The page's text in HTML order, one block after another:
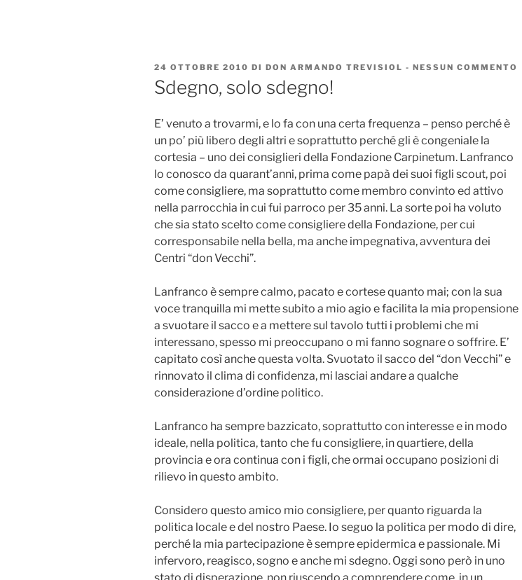
PUBBLICATO
IL
24 OTTOBRE 2010 DI DON ARMANDO TREVISIOL - NESSUN COMMENTO
Sdegno, solo sdegno!
E’ venuto a trovarmi, e lo fa con una certa frequenza – penso perché è
un po’ più libero degli altri e soprattutto perché gli è congeniale la
cortesia – uno dei consiglieri della Fondazione Carpinetum. Lanfranco
lo conosco da quarant’anni, prima come papà dei suoi figli scout, poi
come consigliere, ma soprattutto come membro convinto ed attivo
nella parrocchia in cui fui parroco per 35 anni. La sorte poi ha voluto
che sia stato scelto come consigliere della Fondazione, per cui
corresponsabile nella bella, ma anche impegnativa, avventura dei
Centri “don Vecchi”.
Lanfranco è sempre calmo, pacato e cortese quanto mai; con la sua
voce tranquilla mi mette subito a mio agio e facilita la mia propensione
a svuotare il sacco e a mettere sul tavolo tutti i problemi che mi
interessano, spesso mi preoccupano o mi fanno sognare o soffrire. E’
capitato così anche questa volta. Svuotato il sacco del “don Vecchi” e
rinnovato il clima di confidenza, mi lasciai andare a qualche
considerazione d’ordine politico.
Lanfranco ha sempre bazzicato, soprattutto con interesse e in modo
ideale, nella politica, tanto che fu consigliere, in quartiere, della
provincia e ora continua con i figli, che ormai occupano posizioni di
rilievo in questo ambito.
Considero questo amico mio consigliere, per quanto riguarda la
politica locale e del nostro Paese. Io seguo la politica per modo di dire,
perché la mia partecipazione è sempre epidermica e passionale. Mi
infervoro, reagisco, sogno e anche mi sdegno. Oggi sono però in uno